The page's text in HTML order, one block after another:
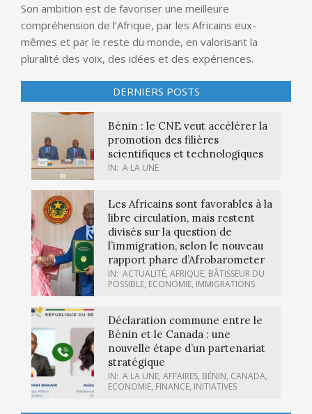
Son ambition est de favoriser une meilleure
compréhension de l’Afrique, par les Africains eux-
mêmes et par le reste du monde, en valorisant la
pluralité des voix, des idées et des expériences.
DERNIERS POSTS
Bénin : le CNE veut accélérer la
promotion des filières
scientifiques et technologiques
IN: A LA UNE
Les Africains sont favorables à la
libre circulation, mais restent
divisés sur la question de
l’immigration, selon le nouveau
rapport phare d’Afrobarometer
IN: ACTUALITÉ, AFRIQUE, BÂTISSEUR DU
POSSIBLE, ECONOMIE, IMMIGRATIONS
Déclaration commune entre le
Bénin et le Canada : une
nouvelle étape d’un partenariat
stratégique
IN: A LA UNE, AFFAIRES, BÉNIN, CANADA,
ECONOMIE, FINANCE, INITIATIVES